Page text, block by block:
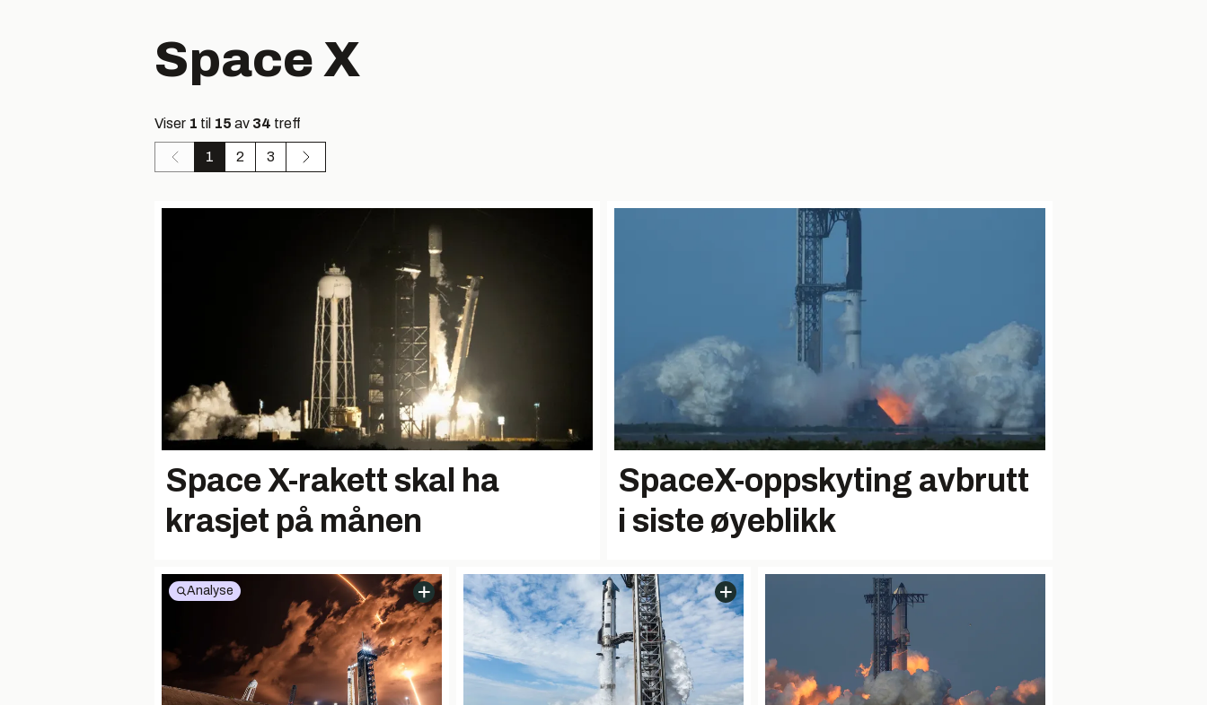
Space X
Viser 1 til 15 av 34 treff
1 2 3
Space X-rakett skal ha
krasjet på månen
SpaceX-oppskyting avbrutt
i siste øyeblikk
Analyse